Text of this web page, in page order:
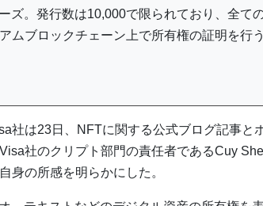
ズ。発行数は10,000で限られており、全て
ムブロックチェーン上で所有権の証明を行う
社は23日、NFTに関する公式ブログ記事と
社のクリプト部門の責任者であるCuy
身の所感を明らかにした。